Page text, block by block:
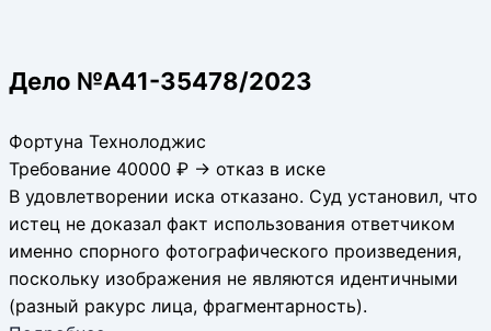
Дело №А41-35478/2023
Фортуна Технолоджис
Требование 40000 ₽ → отказ в иске
В удовлетворении иска отказано. Суд установил, что
истец не доказал факт использования ответчиком
именно спорного фотографического произведения,
поскольку изображения не являются идентичными
(разный ракурс лица, фрагментарность).